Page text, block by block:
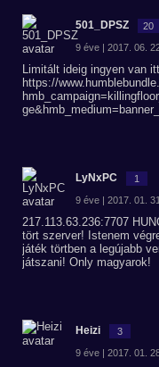
501_DPSZ 20
9 éve | 2017. 06.
Limitált ideig ingyen van
https://
LyNxPC 1
9 éve | 2017. 01.
217.113.63.236:7707
tört szerver! Istenem
játék törtben a legújabb
játszani! Only magyarok!
Heizi 3
9 éve | 2017. 01.